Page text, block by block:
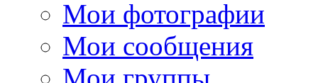
Мои фотографии
Мои сообщения